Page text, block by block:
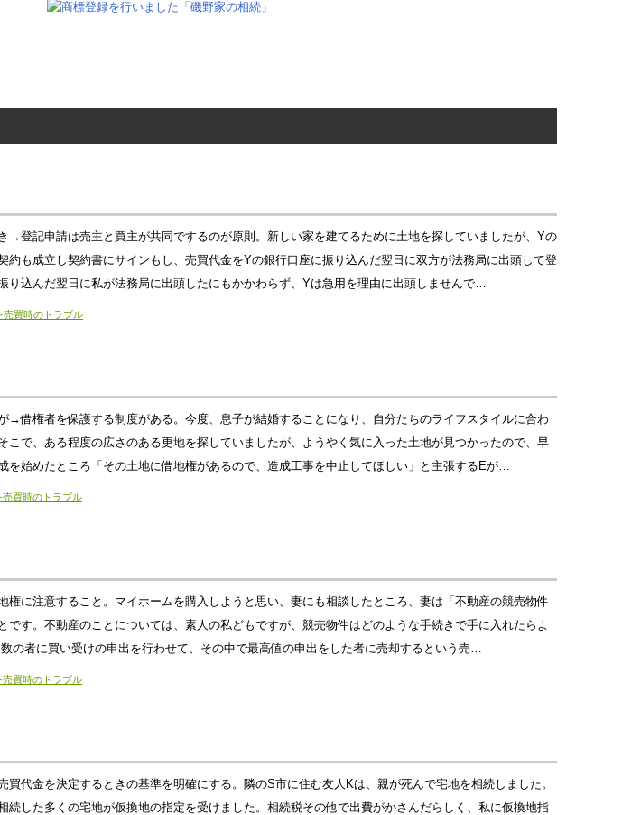
→登記申請は売主と買主が共同でするのが原則。新しい家を建てるために土地を探していましたが、Yの
約も成立し契約書にサインもし、売買代金をYの銀行口座に振り込んだ翌日に双方が法務局に出頭して登
り込んだ翌日に私が法務局に出頭したにもかかわらず、Yは急用を理由に出頭しませんで…
売買時のトラブル
→借権者を保護する制度がある。今度、息子が結婚することになり、自分たちのライフスタイルに合わ
こで、ある程度の広さのある更地を探していましたが、ようやく気に入った土地が見つかったので、早
を始めたところ「その土地に借地権があるので、造成工事を中止してほしい」と主張するEが…
売買時のトラブル
に注意すること。マイホームを購入しようと思い、妻にも相談したところ、妻は「不動産の競売物件
です。不動産のことについては、素人の私どもですが、競売物件はどのような手続きで手に入れたらよ
の者に買い受けの申出を行わせて、その中で最高値の申出をした者に売却するという売…
売買時のトラブル
代金を決定するときの基準を明確にする。隣のS市に住む友人Kは、親が死んで宅地を相続しました。
続した多くの宅地が仮換地の指定を受けました。相続税その他で出費がかさんだらしく、私に仮換地指